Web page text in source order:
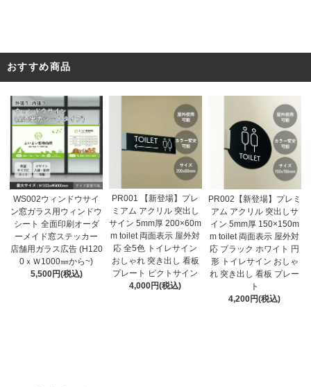
おすすめ商品
WS002ウィンドウサイ
ン窓ガラス用ウィンドウ
シート 全面印刷オーダ
ーメイド窓ステッカー
店舗用ガラス広告 (H120
0ｘＷ1000㎜から~)
5,500円(税込)
PR001 【新登場】プレ
ミアム アクリル 突出し
サイン 5mm厚 200×60m
m toilet 両面表示 屋外対
応 全5色 トイレサイン
おしゃれ 突き出し 看板
プレート ピクトサイン
4,000円(税込)
PR002【新登場】プレミ
アム アクリル 突出しサ
イン 5mm厚 150×150m
m toilet 両面表示 屋外対
応 ブラック ホワイト 円
形 トイレサイン おしゃ
れ 突き出し 看板 プレー
ト
4,200円(税込)